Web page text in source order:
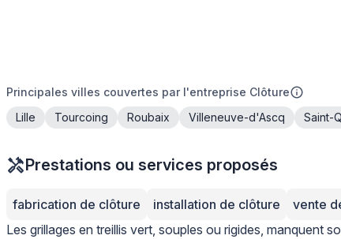
Principales villes couvertes par l'entreprise Clôture
Lille
Tourcoing Roubaix Villeneuve-d'Ascq Saint-
Prestations ou services proposés
fabrication de clôture installation de clôture
vente
Les grillages en treillis vert, souples ou rigides, manquent